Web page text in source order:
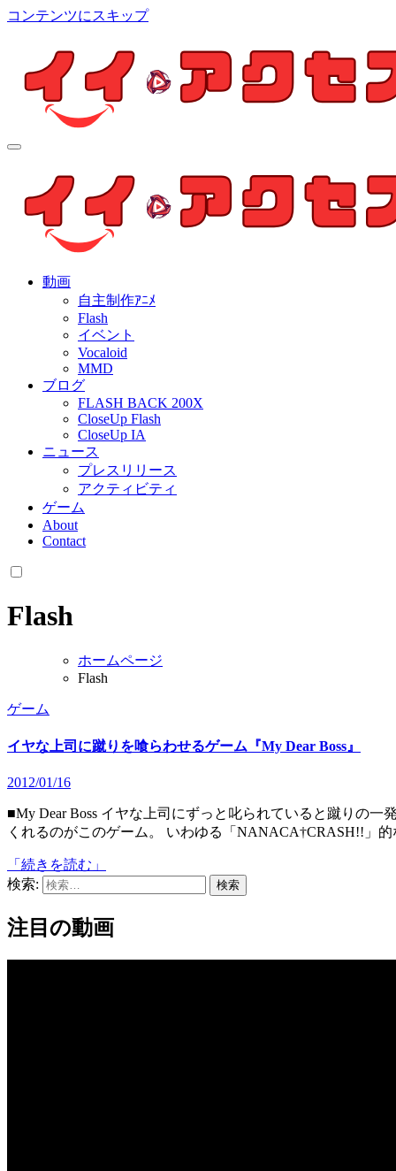
コンテンツにスキップ
個人制作アニメを中心とした動画紹介ブログ
動画
自主制作ｱﾆﾒ
Flash
イベント
Vocaloid
MMD
ブログ
FLASH BACK 200X
CloseUp Flash
CloseUp IA
ニュース
プレスリリース
アクティビティ
ゲーム
About
Contact
Flash
ホームページ
Flash
ゲーム
イヤな上司に蹴りを喰らわせるゲーム『My Dear Boss』
2012/01/16
■My Dear Boss イヤな上司にずっと叱られていると蹴りの一発でもお見舞いしたくなりますよね。そんな夢(?)を叶えて
くれるのがこのゲーム。 いわゆる「NANACA†CRASH!!」
「続きを読む」
検索:
注目の動画